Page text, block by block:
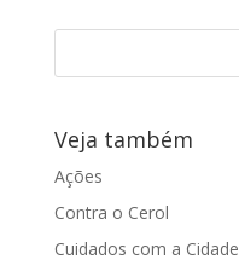
Veja também
Ações
Contra o Cerol
Cuidados com a Cidade